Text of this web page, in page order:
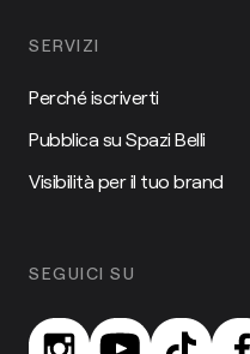
SERVIZI
Perché iscriverti
Pubblica su Spazi Belli
Visibilità per il tuo brand
SEGUICI SU